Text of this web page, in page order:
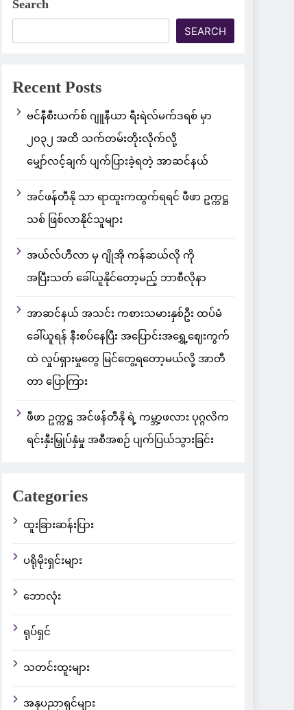
Search
SEARCH
Recent Posts
ဗင်နီစီးယက်စ် ဂျူနီယာ ရီးရဲလ်မက်ဒရစ် မှာ
၂၀၃၂ အထိ သက်တမ်းတိုးလိုက်လို့
မျှော်လင့်ချက် ပျက်ပြားခဲ့ရတဲ့ အာဆင်နယ်
အင်ဖန်တီနို သာ ရာထူးကထွက်ရရင် ဖီဖာ ဥက္ကဋ္ဌ
သစ် ဖြစ်လာနိုင်သူများ
အယ်လ်ဟီလာ မှ ဂျိုအို ကန်ဆယ်လို ကို
အပြီးသတ် ခေါ်ယူနိုင်တော့မည့် ဘာစီလိုနာ
အာဆင်နယ် အသင်း ကစားသမားနှစ်ဦး ထပ်မံ
ခေါ်ယူရန် နီးစပ်နေပြီး အပြောင်းအရွှေ့ဈေးကွက်
ထဲ လှုပ်ရှားမှုတွေ မြင်တွေ့ရတော့မယ်လို့ အာတီ
တာ ပြောကြား
ဖီဖာ ဥက္ကဋ္ဌ အင်ဖန်တီနို ရဲ့ ကမ္ဘာ့ဖလား ပုဂ္ဂလိက
ရင်းနှီးမြှုပ်နှံမှု အစီအစဉ် ပျက်ပြယ်သွားခြင်း
Categories
ထူးခြားဆန်းပြား
ပရိုမိုးရှင်းများ
ဘောလုံး
ရုပ်ရှင်
သတင်းထူးများ
အနုပညာရှင်များ